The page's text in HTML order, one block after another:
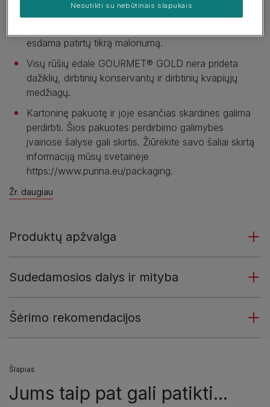
jautiena, vištiena, lašišomis ir kitais išskirtinio skonio
ėsdama patirtų tikrą malonumą.
Visų rūšių ėdale GOURMET® GOLD nėra pridėta
dažiklių, dirbtinių konservantų ir dirbtinių kvapiųjų
medžiagų.
Kartoninę pakuotę ir joje esančias skardines galima
perdirbti. Šios pakuotės perdirbimo galimybės
įvairiose šalyse gali skirtis. Žiūrėkite savo šaliai skirtą
informaciją mūsų svetainėje
https://www.purina.eu/packaging.
Žr. daugiau
Produktų apžvalga
Sudedamosios dalys ir mityba
Šėrimo rekomendacijos
Šlapias
Jums taip pat gali patikti...
Nesutikti su nebūtinais slapukais